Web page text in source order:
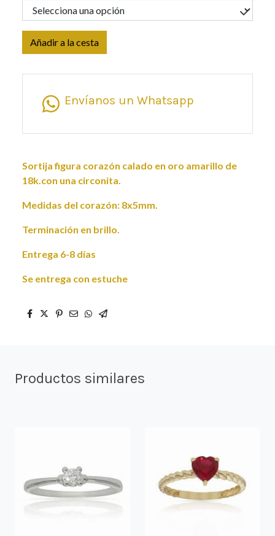
Añadir a la cesta
Envíanos un Whatsapp
Sortija figura corazón calado en oro amarillo de
18k.con una circonita.
Medidas del corazón: 8x5mm.
Terminación en brillo.
Entrega 6-8 días
Se entrega con estuche
Productos similares